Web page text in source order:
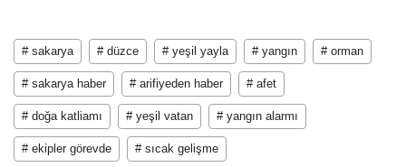
# sakarya # düzce # yeşil yayla # yangın # orman
# sakarya haber # arifiyeden haber # afet
# doğa katliamı # yeşil vatan # yangın alarmı
# ekipler görevde # sıcak gelişme